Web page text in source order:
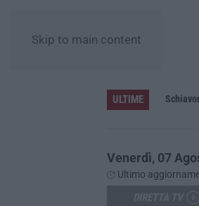
Skip to main content
ULTIME
Venerdì, 07
Ultimo